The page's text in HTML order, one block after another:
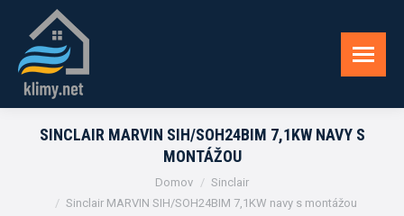
SINCLAIR MARVIN SIH/SOH24BIM 7,1KW NAVY S
MONTÁŽOU
Domov
Sinclair
Sinclair MARVIN SIH/SOH24BIM 7,1KW navy s montážou